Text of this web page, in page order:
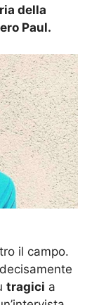
della
Paul.
il campo.
tragici a